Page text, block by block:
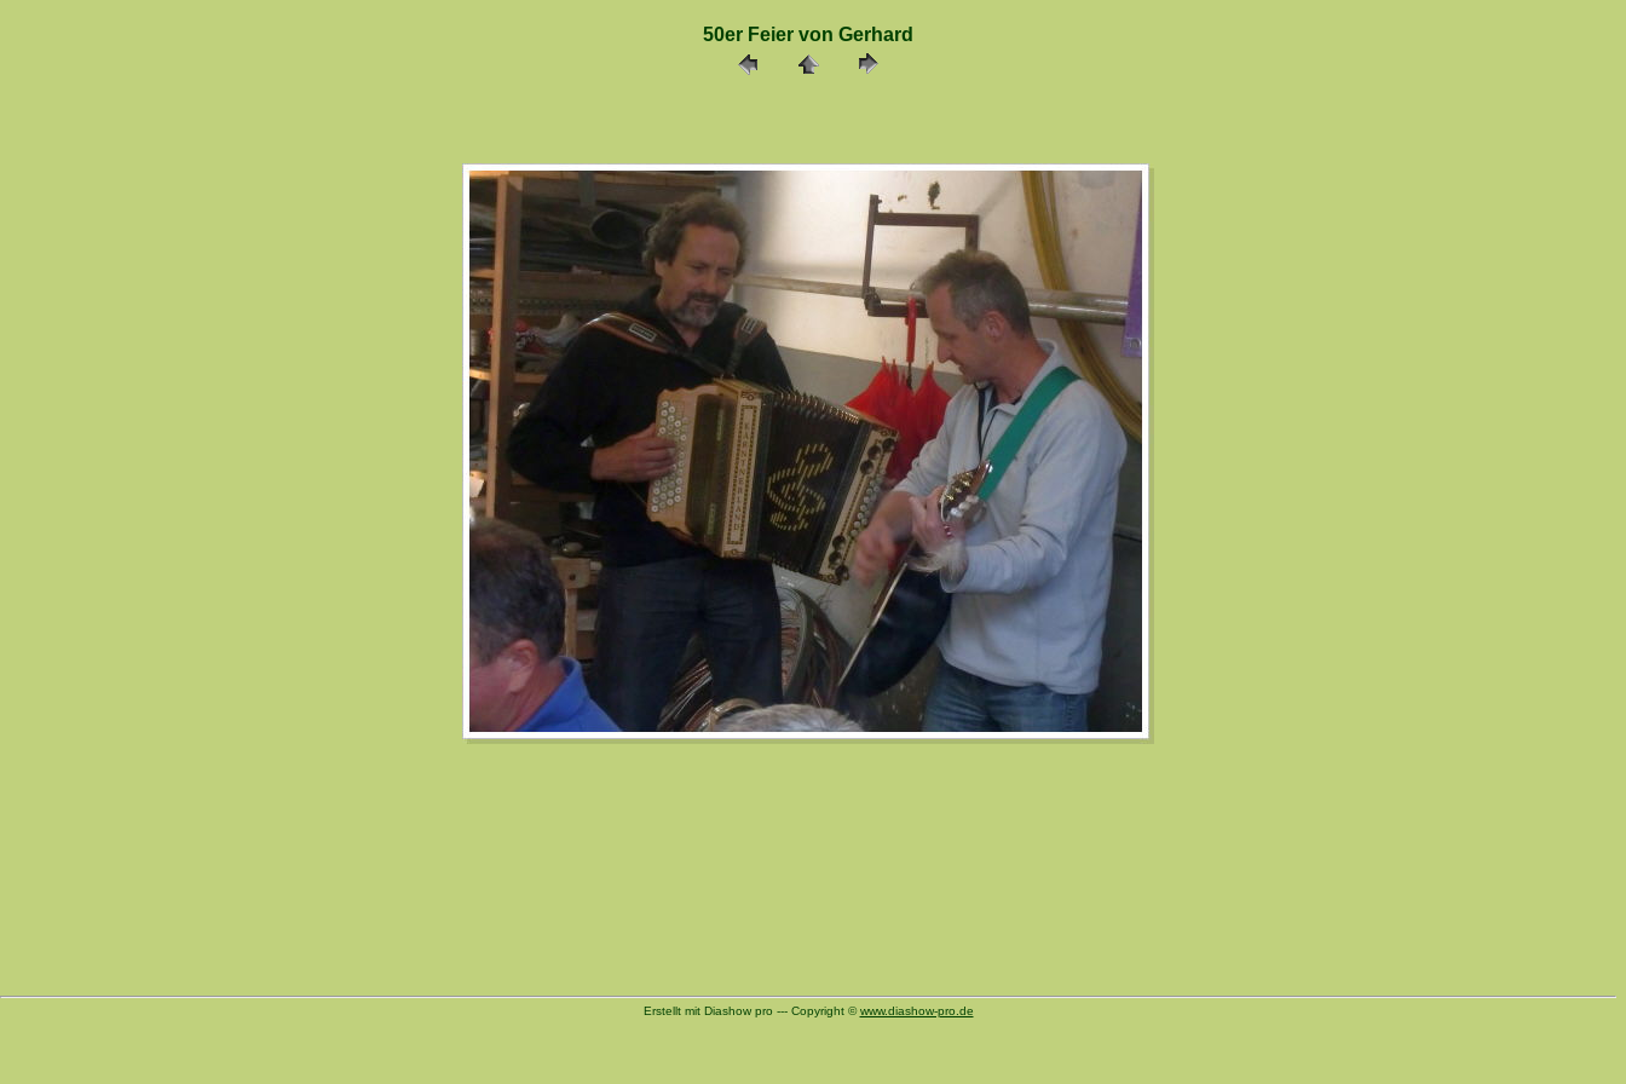
50er Feier von Gerhard
Erstellt mit Diashow pro --- Copyright ©www.diashow-pro.de